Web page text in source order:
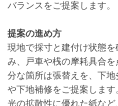
バランスをご提案します。
提案の進め方
現地で採寸と建付け状態
み、戸車や桟の摩耗具合
分な箇所は張替えを、下
や下地補修をご提案しま
光の拡散性に優れた紙な